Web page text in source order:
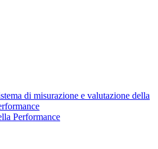
di misurazione e valutazione della
Performance